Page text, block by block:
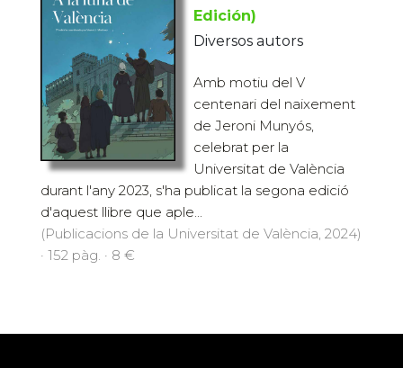
Edición)
Diversos autors
Amb motiu del V
centenari del naixement
de Jeroni Munyós,
celebrat per la
Universitat de València
durant l'any 2023, s'ha publicat la segona edició
d'aquest llibre que aple...
(Publicacions de la Universitat de València, 2024)
· 152 pàg. · 8 €